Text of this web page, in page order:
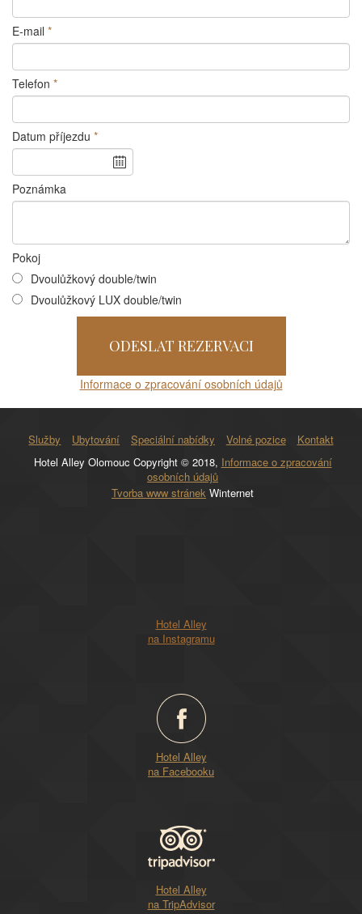
E-mail *
Telefon *
Datum příjezdu *
Poznámka
Pokoj
Dvoulůžkový double/twin
Dvoulůžkový LUX double/twin
Informace o zpracování osobních údajů
Služby Ubytování Speciální nabídky Volné pozice
Kontakt
Hotel Alley Olomouc Copyright © 2018, Informace o zpracování
osobních údajů
Tvorba www stránek Winternet
Hotel Alley
na Instagramu
Hotel Alley
na Facebooku
Hotel Alley
na TripAdvisor